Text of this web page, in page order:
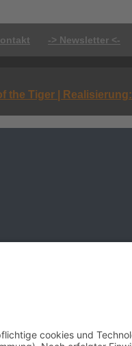
-> Newsletter <-
the Tiger | Realisierung: